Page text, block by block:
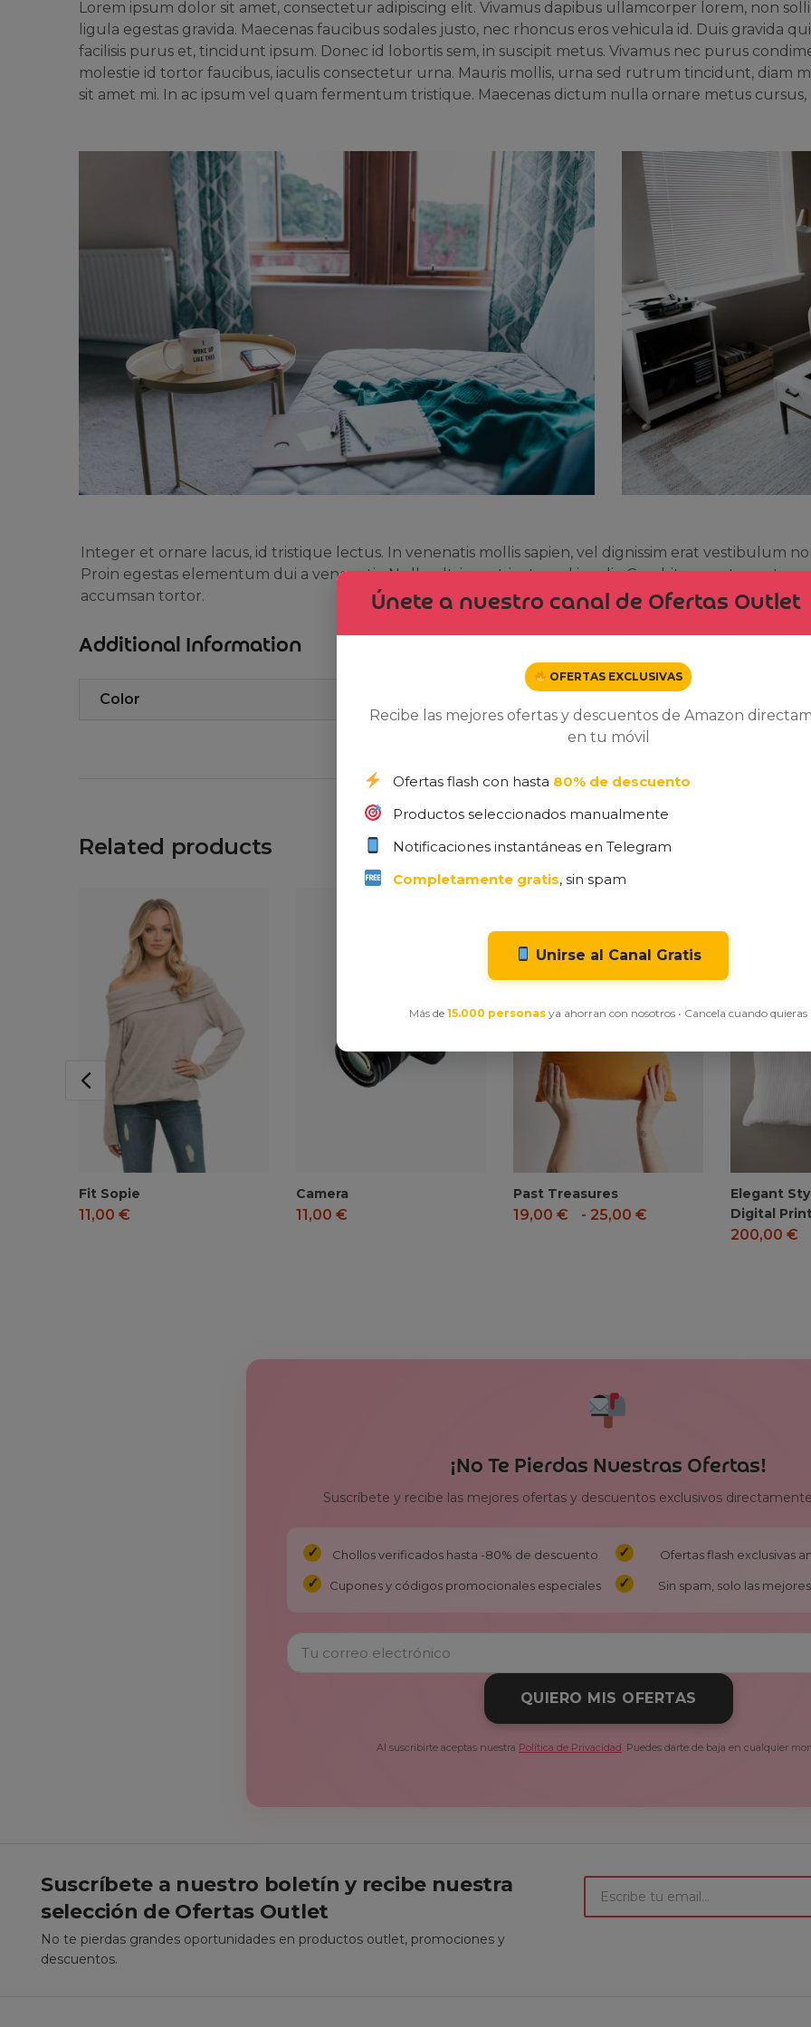
Lorem ipsum dolor sit amet, consectetur adipiscing elit. Vivamus dapibus ullamcorper lorem, non
ligula egestas gravida. Maecenas faucibus sodales justo, nec rhoncus eros vehicula id. Duis gravida
facilisis purus et, tincidunt ipsum. Donec id lobortis sem, in suscipit metus. Vivamus nec purus
molestie id tortor faucibus, iaculis consectetur urna. Mauris mollis, urna sed rutrum tincidunt, diam
sit amet mi. In ac ipsum vel quam fermentum tristique. Maecenas dictum nulla ornare metus cursus,
Integer et ornare lacus, id tristique lectus. In venenatis mollis sapien, vel dignissim erat vestibulum
Proin egestas elementum dui a venenatis. Nulla ultrices at justo sed iaculis. Curabitur eget egestas
accumsan tortor.
Additional Information
Color
Related products
Fit Sopie
11,00 €
Camera
11,00 €
Past Treasures
19,00 € - 25,00 €
Elegant
Digital
200,00 €
¡No Te Pierdas Nuestras Ofertas!
Suscríbete y recibe las mejores ofertas y descuentos exclusivos
Chollos verificados hasta -80% de descuento Ofertas flash exclusivas
Cupones y códigos promocionales especiales Sin spam, solo las
QUIERO MIS OFERTAS
Al suscribirte aceptas nuestra Política de Privacidad. Puedes darte de baja en cualquier
Suscríbete a nuestro boletín y recibe nuestra
selección de Ofertas Outlet
No te pierdas grandes oportunidades en productos outlet, promociones y
descuentos.
Únete a nuestro canal de Ofertas Outlet
OFERTAS EXCLUSIVAS
Recibe las mejores ofertas y descuentos de Amazon
en tu móvil
Ofertas flash con hasta 80% de descuento
Productos seleccionados manualmente
Notificaciones instantáneas en Telegram
Completamente gratis, sin spam
Unirse al Canal Gratis
Más de 15.000 personas ya ahorran con nosotros • Cancela cuando quieras